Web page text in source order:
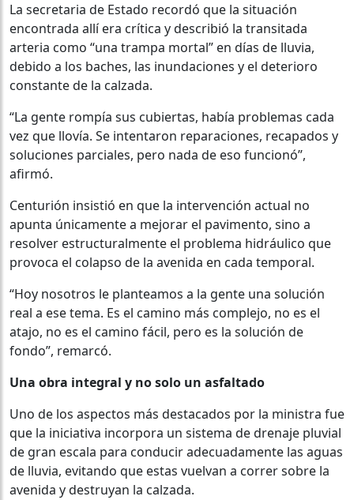
La secretaria de Estado recordó que la situación
encontrada allí era crítica y describió la transitada
arteria como “una trampa mortal” en días de lluvia,
debido a los baches, las inundaciones y el deterioro
constante de la calzada.
“La gente rompía sus cubiertas, había problemas cada
vez que llovía. Se intentaron reparaciones, recapados y
soluciones parciales, pero nada de eso funcionó”,
afirmó.
Centurión insistió en que la intervención actual no
apunta únicamente a mejorar el pavimento, sino a
resolver estructuralmente el problema hidráulico que
provoca el colapso de la avenida en cada temporal.
“Hoy nosotros le planteamos a la gente una solución
real a ese tema. Es el camino más complejo, no es el
atajo, no es el camino fácil, pero es la solución de
fondo”, remarcó.
Una obra integral y no solo un asfaltado
Uno de los aspectos más destacados por la ministra fue
que la iniciativa incorpora un sistema de drenaje pluvial
de gran escala para conducir adecuadamente las aguas
de lluvia, evitando que estas vuelvan a correr sobre la
avenida y destruyan la calzada.